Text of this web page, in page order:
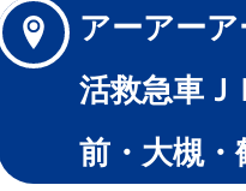
アーアー
活救急車
前・大槻・